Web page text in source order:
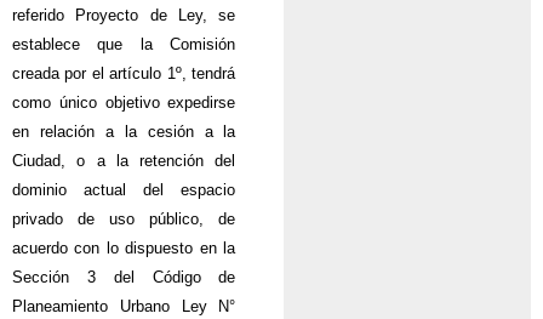
referido Proyecto de Ley, se
establece que la Comisión
creada por el artículo 1º, tendrá
como único objetivo expedirse
en relación a la cesión a la
Ciudad, o a la retención del
dominio actual del espacio
privado de uso público, de
acuerdo con lo dispuesto en la
Sección 3 del Código de
Planeamiento Urbano Ley N°